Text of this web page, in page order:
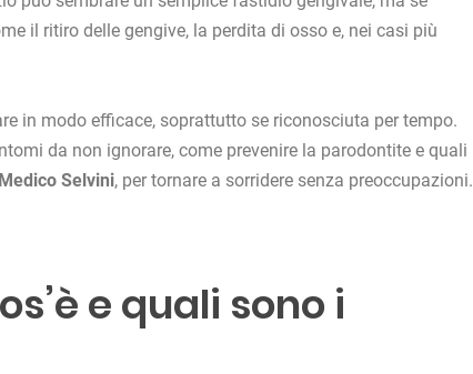
il ritiro delle gengive, la perdita di osso e, nei casi più
in modo efficace, soprattutto se riconosciuta per tempo.
da non ignorare, come prevenire la parodontite e quali
Selvini, per tornare a sorridere senza preoccupazioni.
e quali sono i